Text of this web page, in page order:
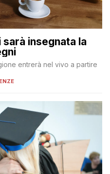
insegnata la
entrerà nel vivo a partire